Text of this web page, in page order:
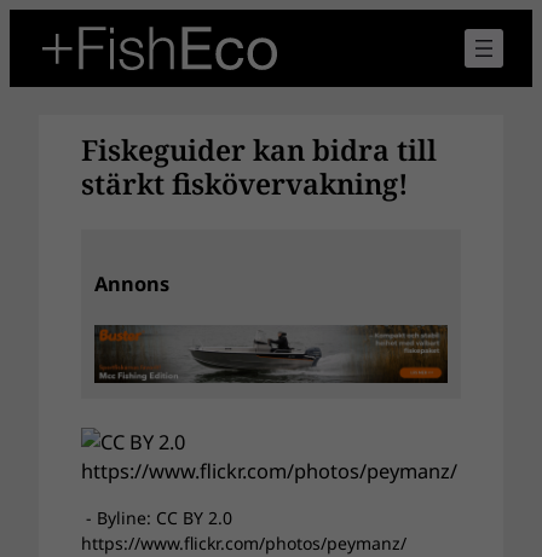
innehåll
Fiskeguider kan bidra till
stärkt fiskövervakning!
Annons
- Byline: CC BY 2.0
https://www.flickr.com/photos/peymanz/